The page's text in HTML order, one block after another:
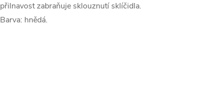
přilnavost zabraňuje sklouznutí sklíčidla.
Barva: hnědá.